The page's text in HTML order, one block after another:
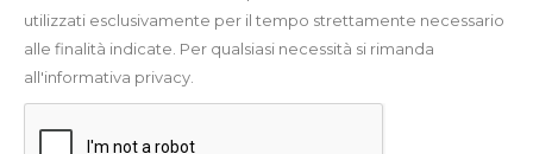
utilizzati esclusivamente per il tempo strettamente necessario
alle finalità indicate. Per qualsiasi necessità si rimanda
all'informativa privacy.